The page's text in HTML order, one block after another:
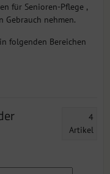
für Senioren-Pflege ,
Gebrauch nehmen.
folgenden Bereichen
4
Artikel